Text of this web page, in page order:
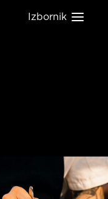
Izbornik